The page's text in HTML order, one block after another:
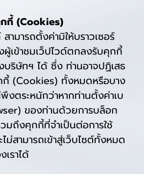
กี้ (Cookies)
สามารถตั้งค่ามิให้บราวเซอร์
เข้าชมเว็ปไวด์ตกลงรับคุกกี้
ริษัทฯ ได้ ซึ่ง ท่านอาจปฏิเสธ
(Cookies) ทั้งหมดหรือบาง
งตระหนักว่าหากท่านตั้งค่าเบ
ของท่านด้วยการบล็อก
ถึงคุกกี้ที่จำเป็นต่อการใช้
ม่สามารถเข้าสู่เว็บไซต์ทั้งหมด
ราได้